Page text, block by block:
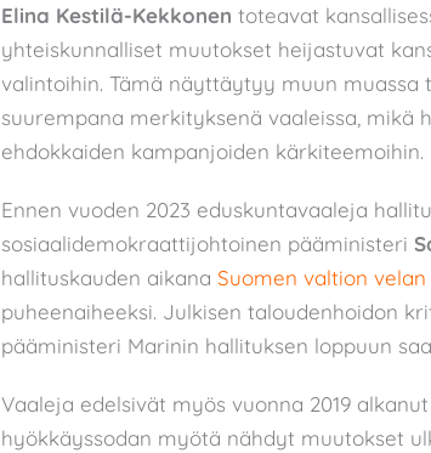
Elina Kestilä-Kekkonen toteavat
yhteiskunnalliset muutokset heijastuvat
valintoihin. Tämä näyttäytyy muun muassa
suurempana merkityksenä vaaleissa, mikä
ehdokkaiden kampanjoiden kärkiteemoihin.
Ennen vuoden 2023 eduskuntavaaleja
sosiaalidemokraattijohtoinen pääministeri
hallituskauden aikana Suomen valtion velan
puheenaiheeksi. Julkisen taloudenhoidon
pääministeri Marinin hallituksen loppuun
Vaaleja edelsivät myös vuonna 2019
hyökkäyssodan myötä nähdyt muutokset